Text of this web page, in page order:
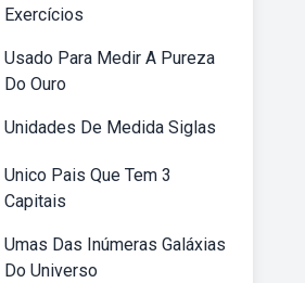
Exercícios
Usado Para Medir A Pureza
Do Ouro
Unidades De Medida Siglas
Unico Pais Que Tem 3
Capitais
Umas Das Inúmeras Galáxias
Do Universo